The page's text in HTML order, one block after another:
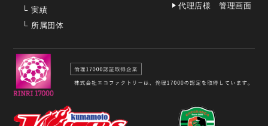
└ 実績
└ 所属団体
代理店様 管理画面